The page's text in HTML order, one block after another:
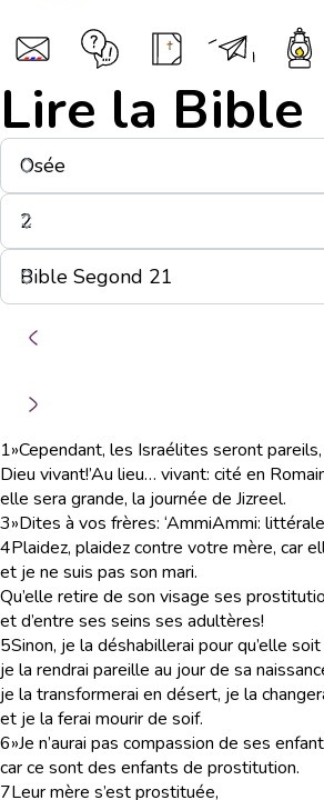
Lire la Bible
1»Cependant, les Israélites seront
Dieu vivant!’Au lieu… vivant: cité en
elle sera grande, la journée de Jizreel.
3»Dites à vos frères: ‘AmmiAmmi:
4Plaidez, plaidez contre votre mère, car
et je ne suis pas son mari.
Qu’elle retire de son visage ses
et d’entre ses seins ses adultères!
5Sinon, je la déshabillerai pour qu’elle
je la rendrai pareille au jour de sa
je la transformerai en désert, je la
et je la ferai mourir de soif.
6»Je n’aurai pas compassion de ses
car ce sont des enfants de prostitution.
7Leur mère s’est prostituée,